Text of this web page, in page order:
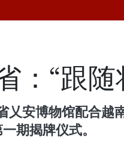
：“跟
乂安博物馆配合越
期揭牌仪式。